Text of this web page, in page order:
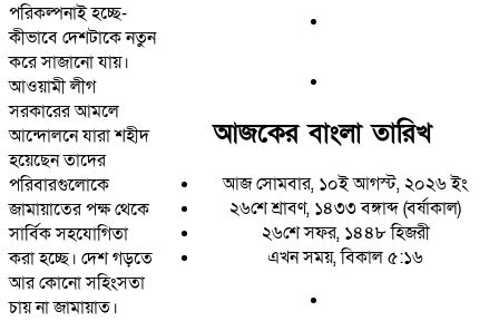
পরিকল্পনাই হচ্ছে-
কীভাবে দেশটাকে নতুন
করে সাজানো যায়।
আওয়ামী লীগ
সরকারের আমলে
আন্দোলনে যারা শহীদ
হয়েছেন তাদের
পরিবারগুলোকে
জামায়াতের পক্ষ থেকে
সার্বিক সহযোগিতা
করা হচ্ছে। দেশ গড়তে
আর কোনো সহিংসতা
চায় না জামায়াত।
আজকের বাংলা তারিখ
আজ সোমবার, ১০ই আগস্ট, ২০২৬ ইং
২৬শে শ্রাবণ, ১৪৩৩ বঙ্গাব্দ (বর্ষাকাল)
২৬শে সফর, ১৪৪৮ হিজরী
এখন সময়, বিকাল ৫:১৬